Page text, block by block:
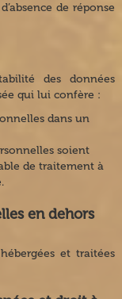
de réponse
des données
qui lui confère :
dans un
soient
de traitement à
en dehors
et traitées